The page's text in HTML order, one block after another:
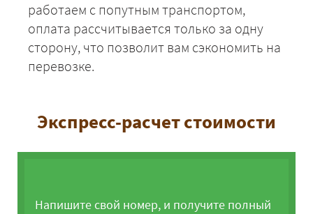
работаем с попутным транспортом,
оплата рассчитывается только за одну
сторону, что позволит вам сэкономить на
перевозке.
Экспресс-расчет стоимости
Напишите свой номер, и получите полный